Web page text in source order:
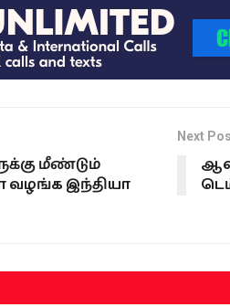
மீண்டும்
வழங்க இந்தியா
Next